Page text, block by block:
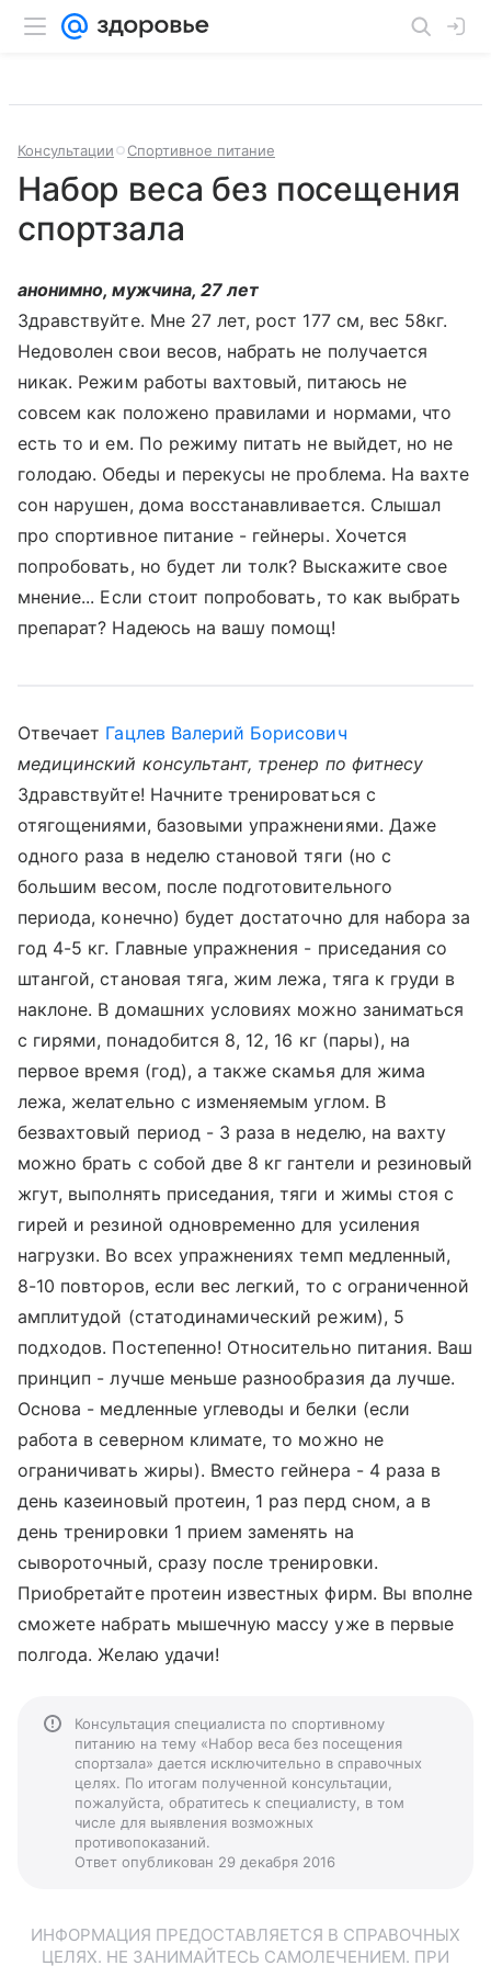
Консультации Спортивное питание
Набор веса без посещения
спортзала
анонимно, мужчина, 27 лет
Здравствуйте. Мне 27 лет, рост 177 см, вес 58кг.
Недоволен свои весов, набрать не получается
никак. Режим работы вахтовый, питаюсь не
совсем как положено правилами и нормами, что
есть то и ем. По режиму питать не выйдет, но не
голодаю. Обеды и перекусы не проблема. На вахте
сон нарушен, дома восстанавливается. Слышал
про спортивное питание - гейнеры. Хочется
попробовать, но будет ли толк? Выскажите свое
мнение... Если стоит попробовать, то как выбрать
препарат? Надеюсь на вашу помощ!
Отвечает Гацлев Валерий Борисович
медицинский консультант, тренер по фитнесу
Здравствуйте! Начните тренироваться с
отягощениями, базовыми упражнениями. Даже
одного раза в неделю становой тяги (но с
большим весом, после подготовительного
периода, конечно) будет достаточно для набора за
год 4-5 кг. Главные упражнения - приседания со
штангой, становая тяга, жим лежа, тяга к груди в
наклоне. В домашних условиях можно заниматься
с гирями, понадобится 8, 12, 16 кг (пары), на
первое время (год), а также скамья для жима
лежа, желательно с изменяемым углом. В
безвахтовый период - 3 раза в неделю, на вахту
можно брать с собой две 8 кг гантели и резиновый
жгут, выполнять приседания, тяги и жимы стоя с
гирей и резиной одновременно для усиления
нагрузки. Во всех упражнениях темп медленный,
8-10 повторов, если вес легкий, то с ограниченной
амплитудой (статодинамический режим), 5
подходов. Постепенно! Относительно питания. Ваш
принцип - лучше меньше разнообразия да лучше.
Основа - медленные углеводы и белки (если
работа в северном климате, то можно не
ограничивать жиры). Вместо гейнера - 4 раза в
день казеиновый протеин, 1 раз перд сном, а в
день тренировки 1 прием заменять на
сывороточный, сразу после тренировки.
Приобретайте протеин известных фирм. Вы вполне
сможете набрать мышечную массу уже в первые
полгода. Желаю удачи!
Консультация специалиста по спортивному
питанию на тему «Набор веса без посещения
спортзала» дается исключительно в справочных
целях. По итогам полученной консультации,
пожалуйста, обратитесь к специалисту, в том
числе для выявления возможных
противопоказаний.
Ответ опубликован 29 декабря 2016
ИНФОРМАЦИЯ ПРЕДОСТАВЛЯЕТСЯ В СПРАВОЧНЫХ
ЦЕЛЯХ. НЕ ЗАНИМАЙТЕСЬ САМОЛЕЧЕНИЕМ. ПРИ